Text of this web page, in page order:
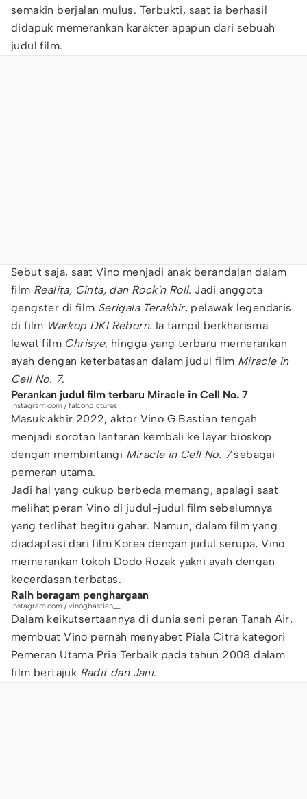
semakin berjalan mulus. Terbukti, saat ia berhasil
didapuk memerankan karakter apapun dari sebuah
judul film.
Sebut saja, saat Vino menjadi anak berandalan dalam
film Realita, Cinta, dan Rock'n Roll. Jadi anggota
gengster di film Serigala Terakhir, pelawak legendaris
di film Warkop DKI Reborn. Ia tampil berkharisma
lewat film Chrisye, hingga yang terbaru memerankan
ayah dengan keterbatasan dalam judul film Miracle in
Cell No. 7.
Perankan judul film terbaru Miracle in Cell No. 7
Instagram.com / falconpictures
Masuk akhir 2022, aktor Vino G Bastian tengah
menjadi sorotan lantaran kembali ke layar bioskop
dengan membintangi Miracle in Cell No. 7sebagai
pemeran utama.
Jadi hal yang cukup berbeda memang, apalagi saat
melihat peran Vino di judul-judul film sebelumnya
yang terlihat begitu gahar. Namun, dalam film yang
diadaptasi dari film Korea dengan judul serupa, Vino
memerankan tokoh Dodo Rozak yakni ayah dengan
kecerdasan terbatas.
Raih beragam penghargaan
Instagram.com / vinogbastian__
Dalam keikutsertaannya di dunia seni peran Tanah Air,
membuat Vino pernah menyabet Piala Citra kategori
Pemeran Utama Pria Terbaik pada tahun 2008 dalam
film bertajuk Radit dan Jani.